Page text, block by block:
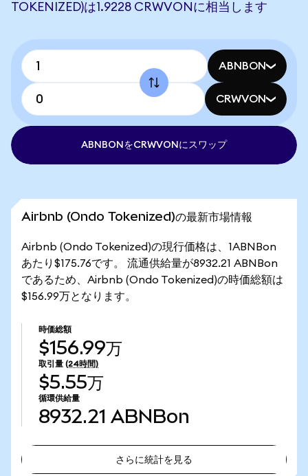
TOKENIZED)は1.9228 CRWVONに相当します
ABNBON
CRWVON
ABNBONをCRWVONにスワップ
Airbnb (Ondo Tokenized)の最新市場情報
Airbnb (Ondo Tokenized)の現行価格は、1ABNBon
あたり$175.76です。 流通供給量が8932.21 ABNBon
であるため、Airbnb (Ondo Tokenized)の時価総額は
$156.99万となります。
時価総額
$156.99万
取引量 (24時間)
$5.55万
循環供給量
8932.21 ABNBon
さらに統計を見る